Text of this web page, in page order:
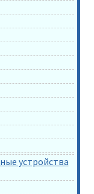
устройства